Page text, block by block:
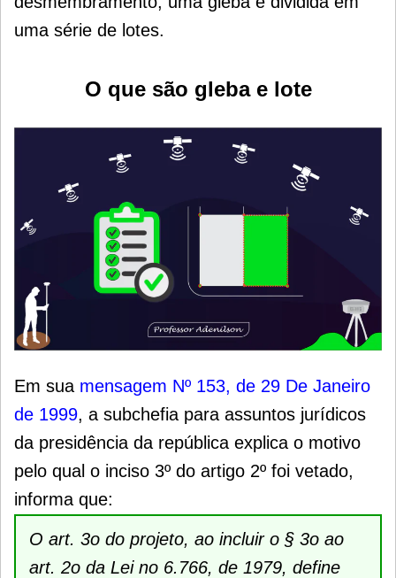
uma série de lotes.
O que são gleba e lote
Em sua mensagem Nº 153, de 29 De Janeiro
de 1999, a subchefia para assuntos jurídicos
da presidência da república explica o motivo
pelo qual o inciso 3º do artigo 2º foi vetado,
informa que:
O art. 3o do projeto, ao incluir o § 3o ao
art. 2o da Lei no 6.766, de 1979, define